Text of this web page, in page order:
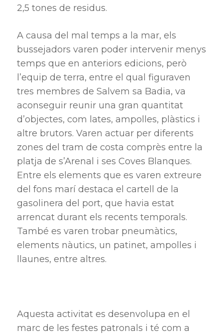
2,5 tones de residus.
A causa del mal temps a la mar, els
bussejadors varen poder intervenir menys
temps que en anteriors edicions, però
l’equip de terra, entre el qual figuraven
tres membres de Salvem sa Badia, va
aconseguir reunir una gran quantitat
d’objectes, com lates, ampolles, plàstics i
altre brutors. Varen actuar per diferents
zones del tram de costa comprès entre la
platja de s’Arenal i ses Coves Blanques.
Entre els elements que es varen extreure
del fons marí destaca el cartell de la
gasolinera del port, que havia estat
arrencat durant els recents temporals.
També es varen trobar pneumàtics,
elements nàutics, un patinet, ampolles i
llaunes, entre altres.
Aquesta activitat es desenvolupa en el
marc de les festes patronals i té com a